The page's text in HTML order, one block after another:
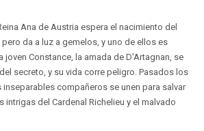
Ana de Austria espera el nacimiento del
da a luz a gemelos, y uno de ellos es
joven Constance, la amada de D'Artagnan, se
secreto, y su vida corre peligro. Pasados los
inseparables compañeros se unen para salvar
intrigas del Cardenal Richelieu y el malvado